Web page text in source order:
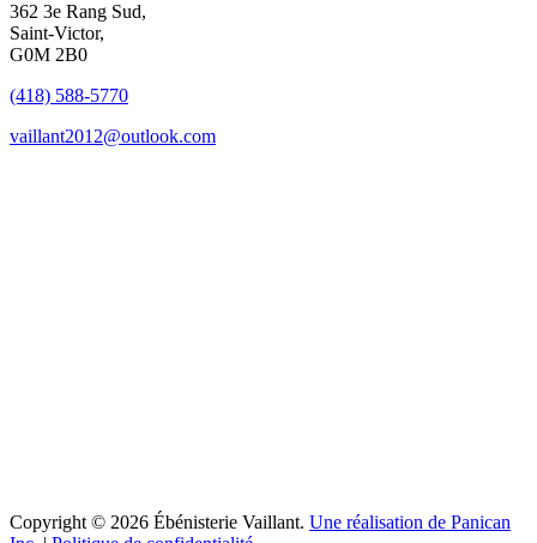
362 3e Rang Sud,
Saint-Victor,
G0M 2B0
(418) 588-5770
vaillant2012@outlook.com
Copyright © 2026 Ébénisterie Vaillant. Une réalisation de Panican